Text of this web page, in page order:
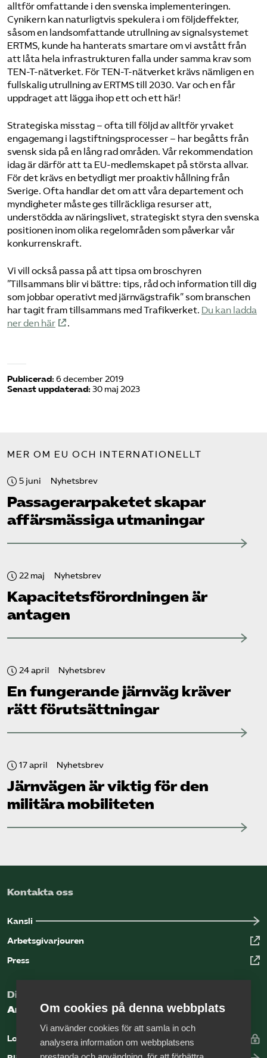
alltför omfattande i den svenska implementeringen.
Cynikern kan naturligtvis spekulera i om följdeffekter,
såsom en landsomfattande utrullning av signalsystemet
ERTMS, kunde ha hanterats smartare om vi avstått från
att låta hela infrastrukturen falla under samma krav som
TEN-T-nätverket. För TEN-T-nätverket krävs nämligen en
fullskalig utrullning av ERTMS till 2030. Var och en får
uppdraget att lägga ihop ett och ett här!
Strategiska misstag – ofta till följd av alltför yrvaket
engagemang i lagstiftningsprocesser – har begåtts från
svensk sida på en lång rad områden. Vår rekommendation
idag är därför att ta EU-medlemskapet på största allvar.
För det krävs en betydligt mer proaktiv hållning från
Sverige. Ofta handlar det om att våra departement och
myndigheter måste ges tillräckliga resurser att,
understödda av näringslivet, strategiskt styra den svenska
positionen inom olika regelområden som påverkar vår
konkurrenskraft.
Vi vill också passa på att tipsa om broschyren
”Tillsammans blir vi bättre: tips, råd och information till dig
som jobbar operativt med järnvägstrafik” som branschen
har tagit fram tillsammans med Trafikverket. Du kan ladda
ner den här
.
Publicerad: 6 december 2019
Senast uppdaterad: 30 maj 2023
MER OM EU OCH INTERNATIONELLT
5 juni Nyhetsbrev
Passagerarpaketet skapar
affärsmässiga utmaningar
22 maj Nyhetsbrev
Kapacitets­förordningen är
antagen
24 april Nyhetsbrev
En fungerande järnväg kräver
rätt förutsättningar
17 april Nyhetsbrev
Järnvägen är viktig för den
militära mobiliteten
Kontakta oss
Kansli
Arbetsgivarjouren
Press
Digital kunskapsbank för arbetsgivare
Arbetsgivarguiden
Logga in
Om cookies på denna webbplats
Vi använder cookies för att samla in och
analysera information om webbplatsens